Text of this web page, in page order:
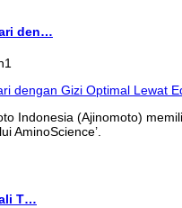
den…
Indonesia (Ajinomoto)
AminoScience’.
T…